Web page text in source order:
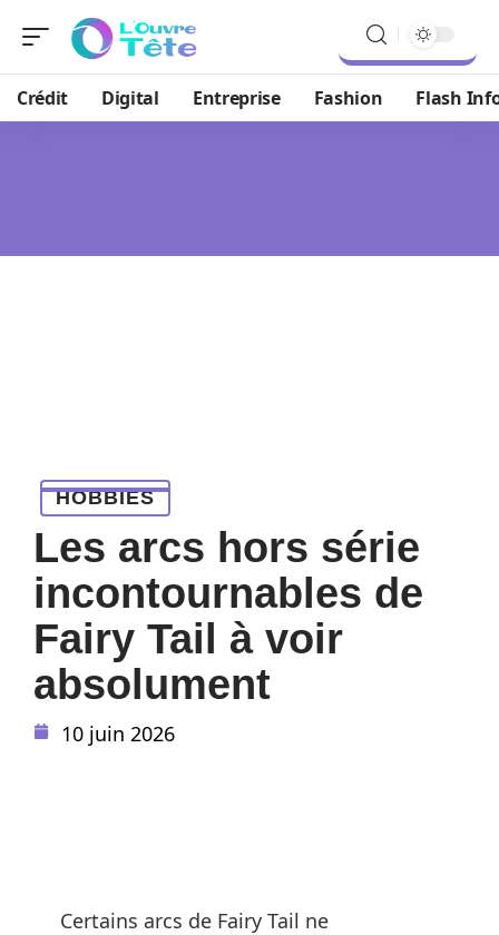
Crédit Digital Entreprise Fashion Flash
HOBBIES
Les arcs hors série
incontournables de
Fairy Tail à voir
absolument
10 juin 2026
Certains arcs de Fairy Tail ne